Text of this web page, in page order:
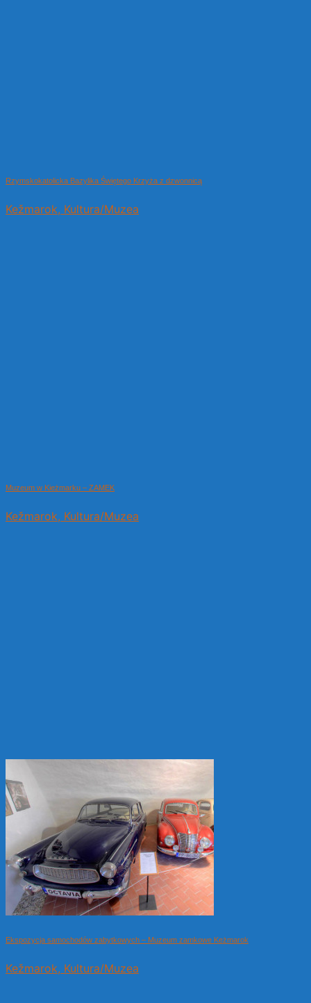
Rzymskokatolicka Bazylika Świętego Krzyża z dzwonnicą
Kežmarok, Kultura/Muzea
Muzeum w Kieżmarku – ZAMEK
Kežmarok, Kultura/Muzea
Ekspozycja samochodów zabytkowych – Muzeum zamkowe Keżmarok
Kežmarok, Kultura/Muzea